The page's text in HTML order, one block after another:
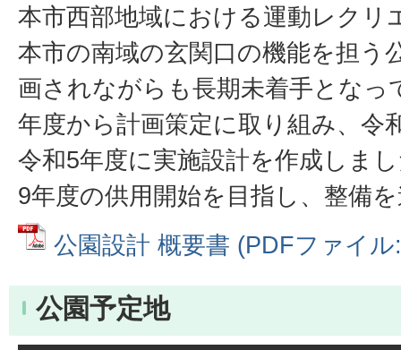
本市西部地域における運動レクリ
本市の南域の玄関口の機能を担う
画されながらも長期未着手となっ
年度から計画策定に取り組み、令
令和5年度に実施設計を作成しま
9年度の供用開始を目指し、整備
公園設計 概要書 (PDFファイ
公園予定地